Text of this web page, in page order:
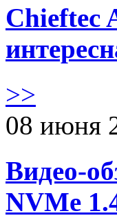
Chieftec
>>
08 июня
Видео-
NVMe